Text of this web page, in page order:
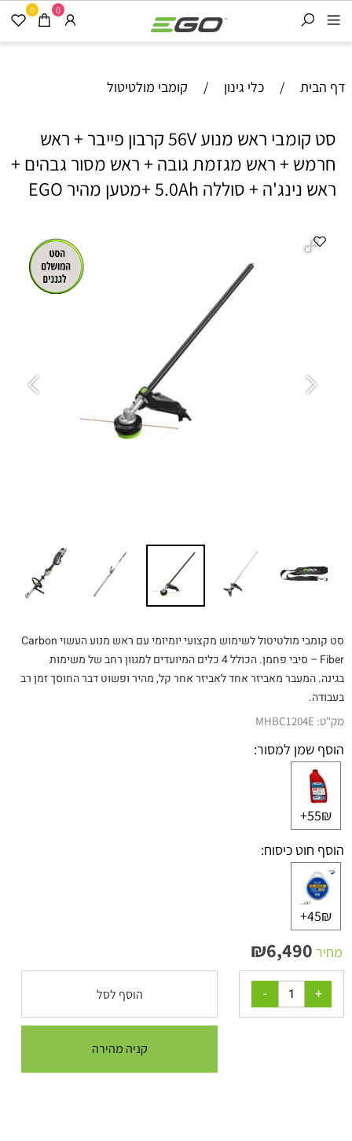
0 0
דף הבית / כלי גינון / קומבי מולטיטול
סט קומבי ראש מנוע 56V קרבון פייבר + ראש
חרמש + ראש מגזמת גובה + ראש מסור גבהים +
ראש נינג'ה + סוללה 5.0Ah +מטען מהיר EGO
סט קומבי מולטיטול לשימוש מקצועי יומיומי
עם ראש מנוע העשוי Carbon
Fiber – סיבי פחמן.
הכולל 4 כלים המיועדים למגוון רחב של משימות
בגינה.המעבר מאביזר אחד לאביזר אחר קל, מהיר ופשוט דבר החוסך זמן רב
בעבודה.
מק"ט: MHBC1204E
הוסף שמן למסור:
55₪+
הוסף חוט כיסוח:
45₪+
מחיר
₪6,490
הוסף לסל
קניה מהירה